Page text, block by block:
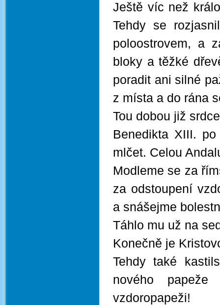
Ještě víc než
Tehdy se
poloostrovem, a
bloky a těžké
poradit ani silné
z místa a do rána
Tou dobou již
Benedikta XIII.
mlčet. Celou
Modleme se za
za odstoupení
a snášejme
Táhlo mu už na
Konečně je
Tehdy také
nového
vzdoropapeži!